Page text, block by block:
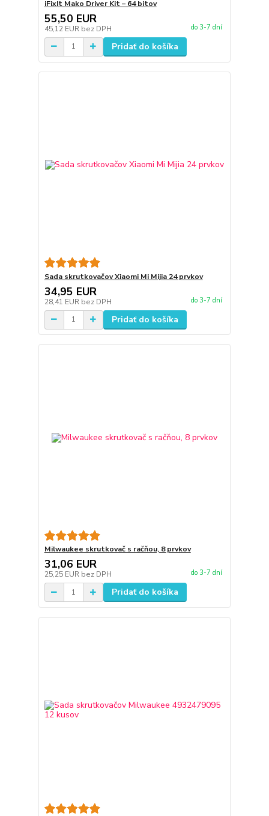
iFixIt Mako Driver Kit – 64 bitov
55,50 EUR
45,12 EUR bez DPH do 3-7 dní
Pridať do košíka
Sada skrutkovačov Xiaomi Mi Mijia 24 prvkov
34,95 EUR
28,41 EUR bez DPH do 3-7 dní
Pridať do košíka
Milwaukee skrutkovač s račňou, 8 prvkov
31,06 EUR
25,25 EUR bez DPH do 3-7 dní
Pridať do košíka